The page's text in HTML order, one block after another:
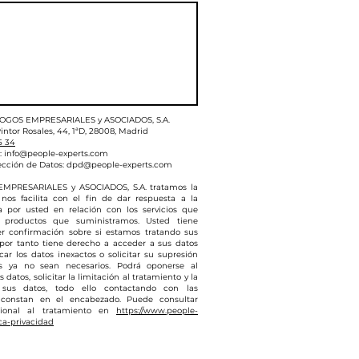
EMPRESARIALES y ASOCIADOS, S.A.
Rosales, 44, 1ªD, 28008, Madrid
34
info@people-experts.com
de Datos: dpd@people-experts.com
y ASOCIADOS, S.A. tratamos la
facilita con el fin de dar respuesta a la
por usted en relación con los servicios que
que suministramos. Usted tiene
confirmación sobre si estamos tratando sus
tanto tiene derecho a acceder a sus datos
los datos inexactos o solicitar su supresión
ya no sean necesarios. Podrá oponerse al
datos, solicitar la limitación al tratamiento y la
datos, todo ello contactando con las
en el encabezado. Puede consultar
al tratamiento en https://www.people-
privacidad